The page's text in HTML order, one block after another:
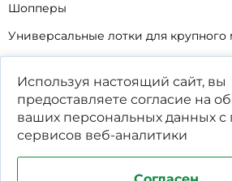
Шопперы
Универсальные лотки для крупного
Уцененные товары
Используя настоящий сайт, вы
предоставляете согласие на
ваших персональных данных с
сервисов веб-аналитики